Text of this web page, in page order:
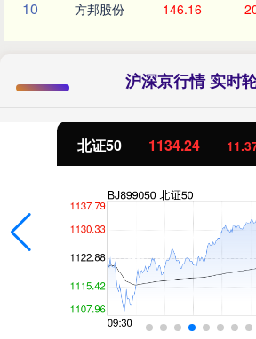
10 方邦股份 146.16
沪深京行情 实时
北证50 1134.24